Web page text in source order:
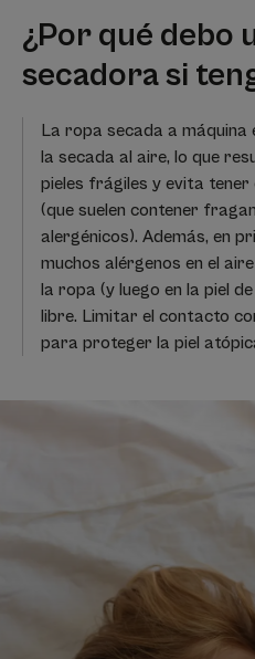
¿Por qué debo
secadora si
La ropa secada a máquina
la secada al aire, lo que
pieles frágiles y evita
(que suelen contener
alergénicos). Además, en
muchos alérgenos en el
la ropa (y luego en la piel
libre. Limitar el contacto
para proteger la piel